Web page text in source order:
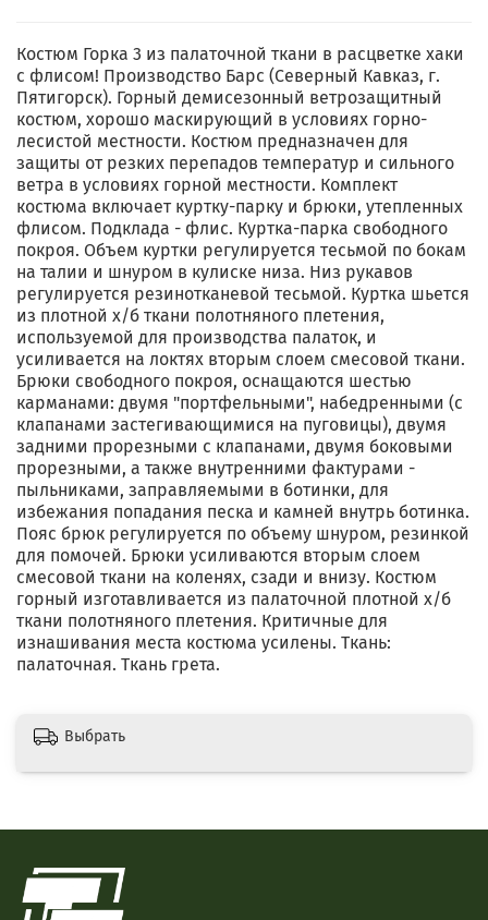
Костюм Горка 3 из палаточной ткани в расцветке хаки
с флисом! Производство Барс (Северный Кавказ, г.
Пятигорск). Горный демисезонный ветрозащитный
костюм, хорошо маскирующий в условиях горно-
лесистой местности. Костюм предназначен для
защиты от резких перепадов температур и сильного
ветра в условиях горной местности. Комплект
костюма включает куртку-парку и брюки, утепленных
флисом. Подклада - флис. Куртка-парка свободного
покроя. Объем куртки регулируется тесьмой по бокам
на талии и шнуром в кулиске низа. Низ рукавов
регулируется резинотканевой тесьмой. Куртка шьется
из плотной х/б ткани полотняного плетения,
используемой для производства палаток, и
усиливается на локтях вторым слоем смесовой ткани.
Брюки свободного покроя, оснащаются шестью
карманами: двумя "портфельными", набедренными (с
клапанами застегивающимися на пуговицы), двумя
задними прорезными с клапанами, двумя боковыми
прорезными, а также внутренними фактурами -
пыльниками, заправляемыми в ботинки, для
избежания попадания песка и камней внутрь ботинка.
Пояс брюк регулируется по объему шнуром, резинкой
для помочей. Брюки усиливаются вторым слоем
смесовой ткани на коленях, сзади и внизу. Костюм
горный изготавливается из палаточной плотной х/б
ткани полотняного плетения. Критичные для
изнашивания места костюма усилены. Ткань:
палаточная. Ткань грета.
Выбрать